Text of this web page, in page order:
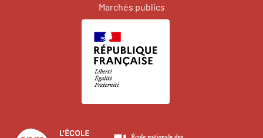
Marchés publics